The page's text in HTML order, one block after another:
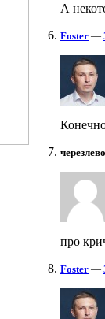
А
Foster —
черезлево
про
Foster —